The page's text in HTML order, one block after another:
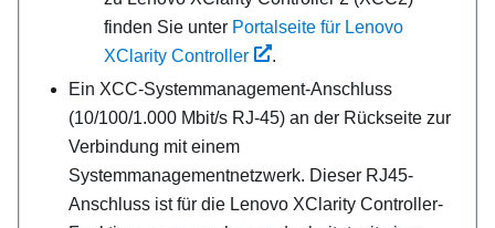
finden Sie unter Portalseite für Lenovo
XClarity Controller
.
Ein XCC-Systemmanagement-Anschluss
(10/100/1.000 Mbit/s RJ-45) an der Rückseite zur
Verbindung mit einem
Systemmanagementnetzwerk. Dieser RJ45-
Anschluss ist für die Lenovo XClarity Controller-